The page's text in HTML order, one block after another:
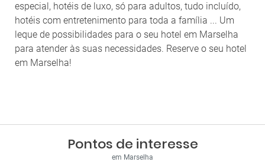
especial, hotéis de luxo, só para adultos, tudo incluído,
hotéis com entretenimento para toda a família ... Um
leque de possibilidades para o seu hotel em Marselha
para atender às suas necessidades. Reserve o seu hotel
em Marselha!
Pontos de interesse
em Marselha